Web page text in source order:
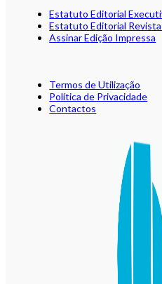
Estatuto Editorial
Estatuto Editorial Revista
Assinar Edição Impressa
Termos de Utilização
Política de Privacidade
Contactos